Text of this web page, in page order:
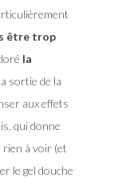
être trop
la
sortie de la
aux effets
qui donne
rien à voir (et
le gel douche